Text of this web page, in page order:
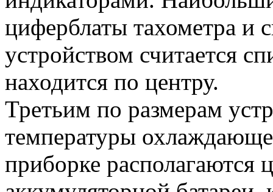
циферблаты тахометра и
устройством считается
находится по центру.
Третьим по размерам
температуры
приборке располагаются